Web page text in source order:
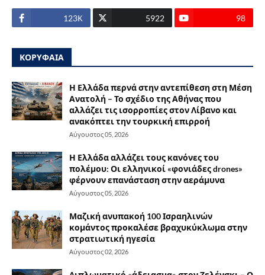
123Κ 5922 98
ΚΟΡΥΦΑΙΑ
Η Ελλάδα περνά στην αντεπίθεση στη Μέση
Ανατολή – Το σχέδιο της Αθήνας που
αλλάζει τις ισορροπίες στον Λίβανο και
ανακόπτει την τουρκική επιρροή
Αύγουστος 05, 2026
Η Ελλάδα αλλάζει τους κανόνες του
πολέμου: Οι ελληνικοί «φονιάδες drones»
φέρνουν επανάσταση στην αεράμυνα
Αύγουστος 05, 2026
Μαζική ανυπακοή 100 Ισραηλινών
κομάντος προκαλέσε βραχυκύκλωμα στην
στρατιωτική ηγεσία
Αύγουστος 02, 2026